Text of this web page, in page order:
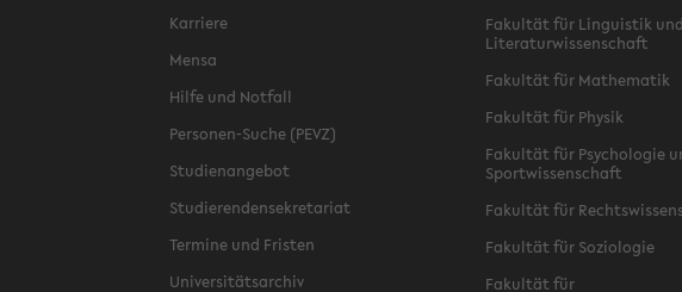
Karriere
Mensa
Hilfe und Notfall
Personen-Suche (PEVZ)
Studienangebot
Studierendensekretariat
Termine und Fristen
Universitätsarchiv
Fakultät für Linguistik und
Literaturwissenschaft
Fakultät für Mathematik
Fakultät für Physik
Fakultät für Psychologie
Sportwissenschaft
Fakultät für
Fakultät für Soziologie
Fakultät für